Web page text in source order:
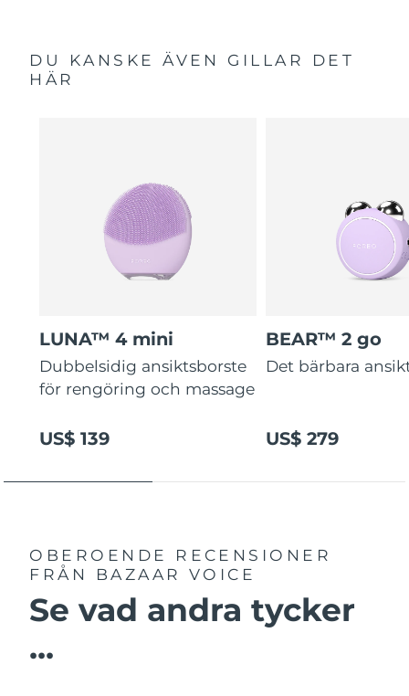
DU KANSKE ÄVEN GILLAR DET
HÄR
LUNA™ 4 mini
Dubbelsidig ansiktsborste
för rengöring och massage
US$ 139
BEAR™ 2 go
Det bärbara
US$ 279
OBEROENDE RECENSIONER
FRÅN BAZAAR VOICE
Se vad andra tycker
...